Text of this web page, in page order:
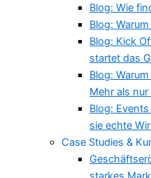
Blog: Wie
Blog:
Blog: Kick
startet das
Blog:
Mehr als
Blog:
sie echte
Case Studies &